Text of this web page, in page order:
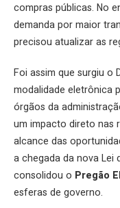
compras públicas. No
demanda por maior
precisou atualizar as
Foi assim que surgiu o
modalidade eletrônica
órgãos da
um impacto direto nas
alcance das
a chegada da nova Lei
consolidou o Pregão
esferas de governo.